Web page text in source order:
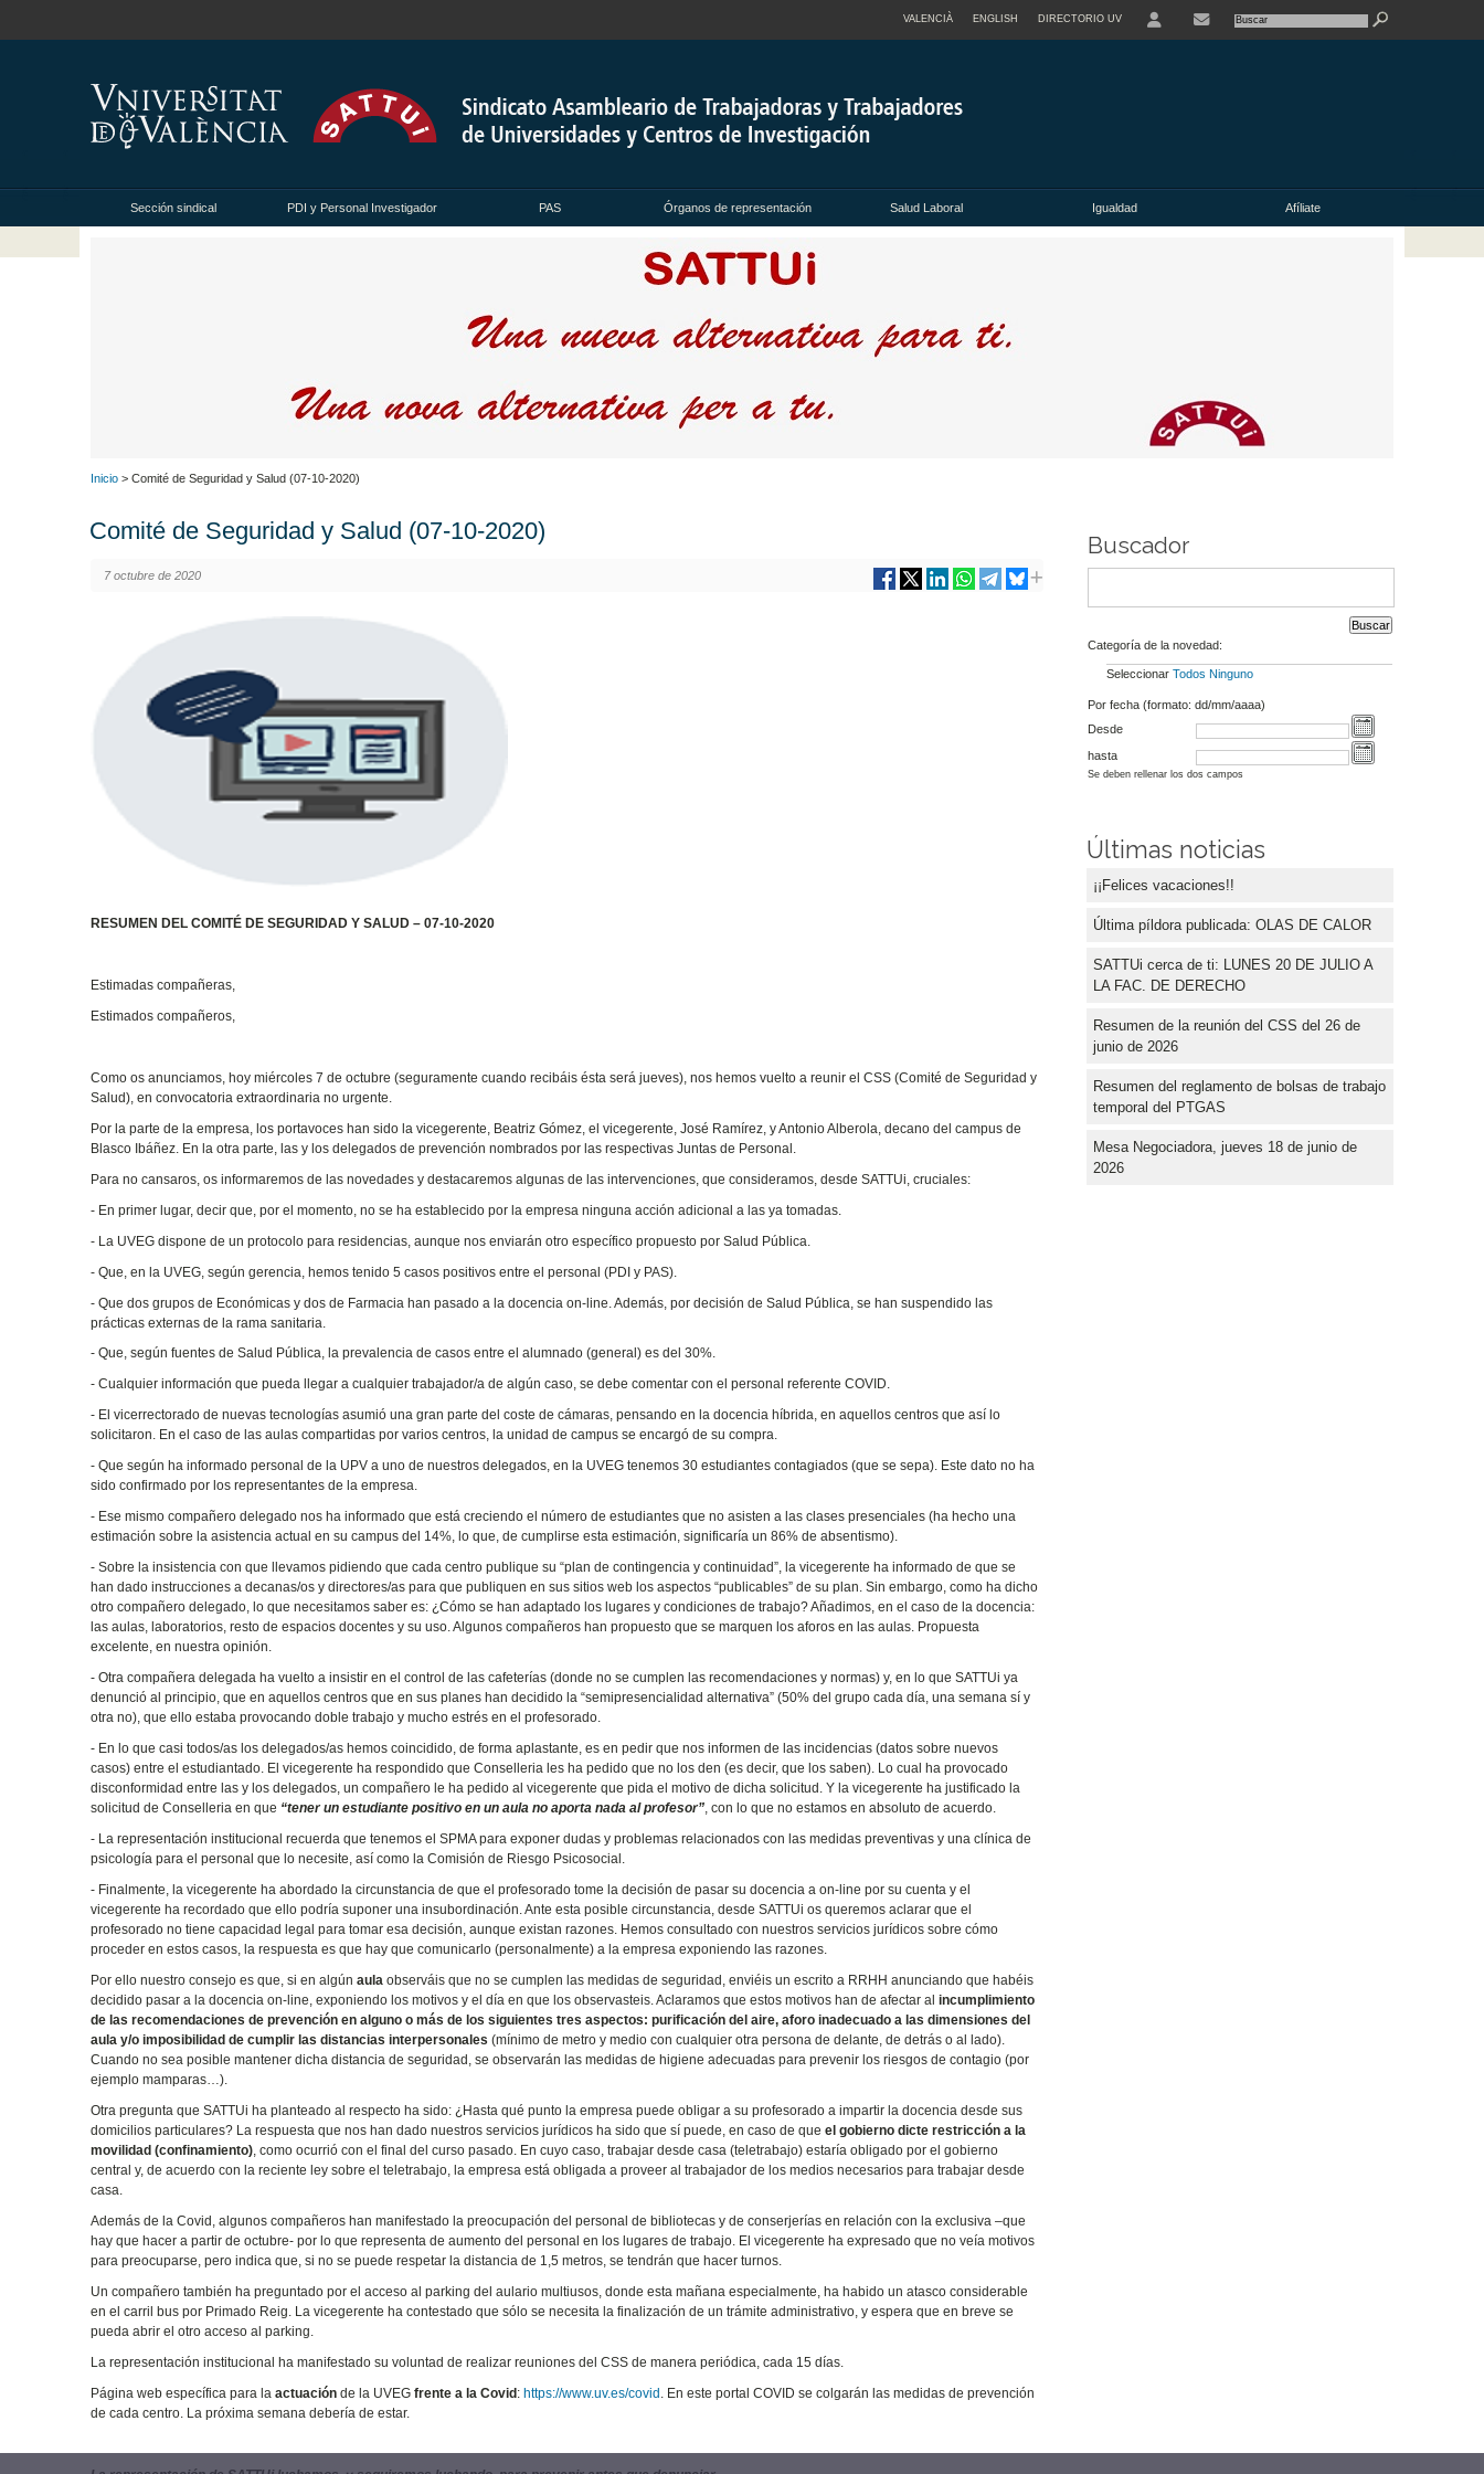
VALENCIÀ ENGLISH DIRECTORIO UV
Sección sindical PDI y Personal Investigador PAS Órganos de representación Salud Laboral Igualdad Afíliate
Inicio > Comité de Seguridad y Salud (07-10-2020)
Comité de Seguridad y Salud (07-10-2020)
7 octubre de 2020
RESUMEN DEL COMITÉ DE SEGURIDAD Y SALUD – 07-10-2020
Estimadas compañeras,
Estimados compañeros,
Como os anunciamos, hoy miércoles 7 de octubre (seguramente cuando recibáis ésta será jueves), nos hemos vuelto a reunir el CSS (Comité de Seguridad y
Salud), en convocatoria extraordinaria no urgente.
Por la parte de la empresa, los portavoces han sido la vicegerente, Beatriz Gómez, el vicegerente, José Ramírez, y Antonio Alberola, decano del campus de
Blasco Ibáñez. En la otra parte, las y los delegados de prevención nombrados por las respectivas Juntas de Personal.
Para no cansaros, os informaremos de las novedades y destacaremos algunas de las intervenciones, que consideramos, desde SATTUi, cruciales:
- En primer lugar, decir que, por el momento, no se ha establecido por la empresa ninguna acción adicional a las ya tomadas.
- La UVEG dispone de un protocolo para residencias, aunque nos enviarán otro específico propuesto por Salud Pública.
- Que, en la UVEG, según gerencia, hemos tenido 5 casos positivos entre el personal (PDI y PAS).
- Que dos grupos de Económicas y dos de Farmacia han pasado a la docencia on-line. Además, por decisión de Salud Pública, se han suspendido las
prácticas externas de la rama sanitaria.
- Que, según fuentes de Salud Pública, la prevalencia de casos entre el alumnado (general) es del 30%.
- Cualquier información que pueda llegar a cualquier trabajador/a de algún caso, se debe comentar con el personal referente COVID.
- El vicerrectorado de nuevas tecnologías asumió una gran parte del coste de cámaras, pensando en la docencia híbrida, en aquellos centros que así lo
solicitaron. En el caso de las aulas compartidas por varios centros, la unidad de campus se encargó de su compra.
- Que según ha informado personal de la UPV a uno de nuestros delegados, en la UVEG tenemos 30 estudiantes contagiados (que se sepa). Este dato no ha
sido confirmado por los representantes de la empresa.
- Ese mismo compañero delegado nos ha informado que está creciendo el número de estudiantes que no asisten a las clases presenciales (ha hecho una
estimación sobre la asistencia actual en su campus del 14%, lo que, de cumplirse esta estimación, significaría un 86% de absentismo).
- Sobre la insistencia con que llevamos pidiendo que cada centro publique su “plan de contingencia y continuidad”, la vicegerente ha informado de que se
han dado instrucciones a decanas/os y directores/as para que publiquen en sus sitios web los aspectos “publicables” de su plan. Sin embargo, como ha dicho
otro compañero delegado, lo que necesitamos saber es: ¿Cómo se han adaptado los lugares y condiciones de trabajo? Añadimos, en el caso de la docencia:
las aulas, laboratorios, resto de espacios docentes y su uso. Algunos compañeros han propuesto que se marquen los aforos en las aulas. Propuesta
excelente, en nuestra opinión.
- Otra compañera delegada ha vuelto a insistir en el control de las cafeterías (donde no se cumplen las recomendaciones y normas) y, en lo que SATTUi ya
denunció al principio, que en aquellos centros que en sus planes han decidido la “semipresencialidad alternativa” (50% del grupo cada día, una semana sí y
otra no), que ello estaba provocando doble trabajo y mucho estrés en el profesorado.
- En lo que casi todos/as los delegados/as hemos coincidido, de forma aplastante, es en pedir que nos informen de las incidencias (datos sobre nuevos
casos) entre el estudiantado. El vicegerente ha respondido que Conselleria les ha pedido que no los den (es decir, que los saben). Lo cual ha provocado
disconformidad entre las y los delegados, un compañero le ha pedido al vicegerente que pida el motivo de dicha solicitud. Y la vicegerente ha justificado la
solicitud de Conselleria en que “tener un estudiante positivo en un aula no aporta nada al profesor”, con lo que no estamos en absoluto de acuerdo.
- La representación institucional recuerda que tenemos el SPMA para exponer dudas y problemas relacionados con las medidas preventivas y una clínica de
psicología para el personal que lo necesite, así como la Comisión de Riesgo Psicosocial.
- Finalmente, la vicegerente ha abordado la circunstancia de que el profesorado tome la decisión de pasar su docencia a on-line por su cuenta y el
vicegerente ha recordado que ello podría suponer una insubordinación. Ante esta posible circunstancia, desde SATTUi os queremos aclarar que el
profesorado no tiene capacidad legal para tomar esa decisión, aunque existan razones. Hemos consultado con nuestros servicios jurídicos sobre cómo
proceder en estos casos, la respuesta es que hay que comunicarlo (personalmente) a la empresa exponiendo las razones.
Por ello nuestro consejo es que, si en algúnaula observáis que no se cumplen las medidas de seguridad, enviéis un escrito a RRHH anunciando que habéis
decidido pasar a la docencia on-line, exponiendo los motivos y el día en que los observasteis. Aclaramos que estos motivos han de afectar alincumplimiento
de las recomendaciones de prevención en alguno o más de los siguientes tres aspectos: purificación del aire, aforo inadecuado a las dimensiones del
aula y/o imposibilidad de cumplir las distancias interpersonales (mínimo de metro y medio con cualquier otra persona de delante, de detrás o al lado).
Cuando no sea posible mantener dicha distancia de seguridad, se observarán las medidas de higiene adecuadas para prevenir los riesgos de contagio (por
ejemplo mamparas…).
Otra pregunta que SATTUi ha planteado al respecto ha sido: ¿Hasta qué punto la empresa puede obligar a su profesorado a impartir la docencia desde sus
domicilios particulares? La respuesta que nos han dado nuestros servicios jurídicos ha sido que sí puede, en caso de queel gobierno dicte restricción a la
movilidad (confinamiento), como ocurrió con el final del curso pasado. En cuyo caso, trabajar desde casa (teletrabajo) estaría obligado por el gobierno
central y, de acuerdo con la reciente ley sobre el teletrabajo, la empresa está obligada a proveer al trabajador de los medios necesarios para trabajar desde
casa.
Además de la Covid, algunos compañeros han manifestado la preocupación del personal de bibliotecas y de conserjerías en relación con la exclusiva –que
hay que hacer a partir de octubre- por lo que representa de aumento del personal en los lugares de trabajo. El vicegerente ha expresado que no veía motivos
para preocuparse, pero indica que, si no se puede respetar la distancia de 1,5 metros, se tendrán que hacer turnos.
Un compañero también ha preguntado por el acceso al parking del aulario multiusos, donde esta mañana especialmente, ha habido un atasco considerable
en el carril bus por Primado Reig. La vicegerente ha contestado que sólo se necesita la finalización de un trámite administrativo, y espera que en breve se
pueda abrir el otro acceso al parking.
La representación institucional ha manifestado su voluntad de realizar reuniones del CSS de manera periódica, cada 15 días.
Página web específica para laactuación de la UVEGfrente a la Covid:https://www.uv.es/covid . En este portal COVID se colgarán las medidas de prevención
de cada centro. La próxima semana debería de estar.
Buscador
Categoría de la novedad:
Seleccionar Todos Ninguno
Por fecha (formato: dd/mm/aaaa)
Desde
hasta
Se deben rellenar los dos campos
Últimas noticias
¡¡Felices vacaciones!!
Última píldora publicada: OLAS DE CALOR
SATTUi cerca de ti: LUNES 20 DE JULIO A
LA FAC. DE DERECHO
Resumen de la reunión del CSS del 26 de
junio de 2026
Resumen del reglamento de bolsas de trabajo
temporal del PTGAS
Mesa Negociadora, jueves 18 de junio de
2026